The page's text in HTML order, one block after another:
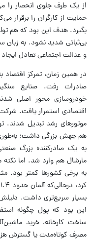
از یک‌ طرف جلوی انحصار را
حمایت از کارگران را برقرار
بگیرد. هدف این بود که هم
بی‌ثباتی شدید نشود. به زبان
و عدالت اجتماعی تعادل
در همین زمان، تمرکز
صادرات رفت. صنایع
خودروسازی محور اصلی
اقتصادی استمرار یافت.
موتورهای رشد تبدیل شدند.
هم جهش بزرگی داشت؛ به‌طوری
به یک صادرکننده بزرگ
مارشال هم وارد شد. اما
بسیار سریع‌تری داشت.
این بود که پول چگونه
ساخت کارخانه، خرید
مصرف کوتاه‌مدت یا گسترش